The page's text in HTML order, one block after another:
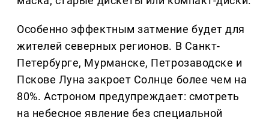
Особенно эффектным затмение будет для
жителей северных регионов. В Санкт-
Петербурге, Мурманске, Петрозаводске и
Пскове Луна закроет Солнце более чем на
80%. Астроном предупреждает: смотреть
на небесное явление без специальной